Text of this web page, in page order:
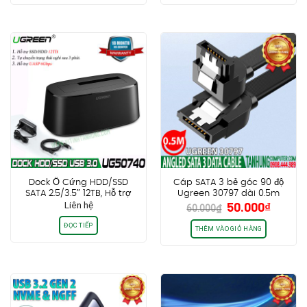
Dock Ổ Cứng HDD/SSD
SATA 2.5/3.5″ 12TB, Hỗ trợ
UASP 6Gbps Ugreen 50740
Liên hệ
ĐỌC TIẾP
Cáp SATA 3 bẻ góc 90 độ
Ugreen 30797 dài 0.5m
chính hãng cao cấp
60.000₫ Giá
gốc
là:
60.000₫.
50.000₫Giá
THÊM VÀO GIỎ HÀNG